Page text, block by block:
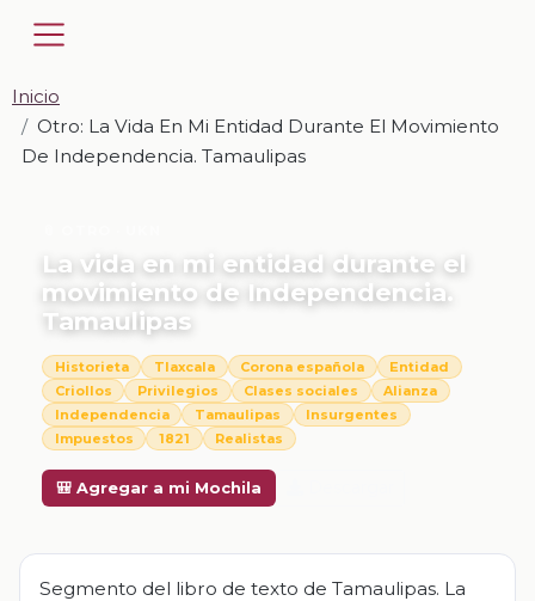
Inicio
Otro: La Vida En Mi Entidad Durante El Movimiento
De Independencia. Tamaulipas
La vida en mi entidad durante el
movimiento de Independencia.
Tamaulipas
Historieta Tlaxcala Corona española
Entidad
Criollos
Privilegios Clases sociales
Alianza
Independencia
Tamaulipas
Insurgentes
Impuestos
1821 Realistas
🎒 Agregar a mi Mochila
Segmento del libro de texto de Tamaulipas. La